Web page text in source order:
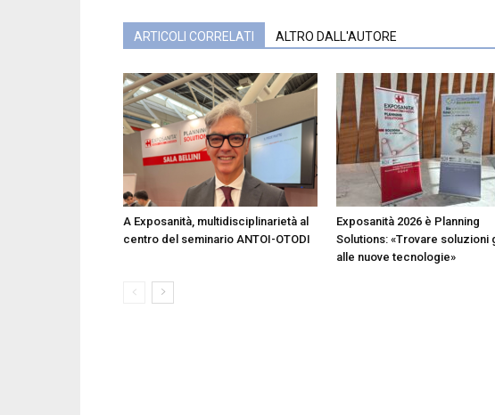
ARTICOLI CORRELATI ALTRO DALL'AUTORE
A Exposanità, multidisciplinarietà al
centro del seminario ANTOI-OTODI
Exposanità 2026 è Planning
Solutions: «Trovare soluzioni
alle nuove tecnologie»